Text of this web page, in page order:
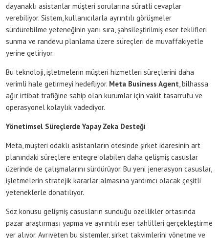
dayanaklı asistanlar müşteri sorularına süratli cevaplar
verebiliyor. Sistem, kullanıcılarla ayrıntılı görüşmeler
sürdürebilme yeteneğinin yanı sıra, şahsileştirilmiş eser teklifleri
sunma ve randevu planlama üzere süreçleri de muvaffakiyetle
yerine getiriyor.
Bu teknoloji, işletmelerin müşteri hizmetleri süreçlerini daha
verimli hale getirmeyi hedefliyor. Meta Business Agent , bilhassa
ağır irtibat trafiğine sahip olan kurumlar için vakit tasarrufu ve
operasyonel kolaylık vadediyor.
Yönetimsel Süreçlerde Yapay Zeka Desteği
Meta, müşteri odaklı asistanların ötesinde şirket idaresinin art
planındaki süreçlere entegre olabilen daha gelişmiş casuslar
üzerinde de çalışmalarını sürdürüyor. Bu yeni jenerasyon casuslar,
işletmelerin stratejik kararlar almasına yardımcı olacak çeşitli
yeteneklerle donatılıyor.
Söz konusu gelişmiş casusların sunduğu özellikler ortasında
pazar araştırması yapma ve ayrıntılı eser tahlilleri gerçekleştirme
yer alıyor. Ayrıyeten bu sistemler, şirket takvimlerini yönetme ve